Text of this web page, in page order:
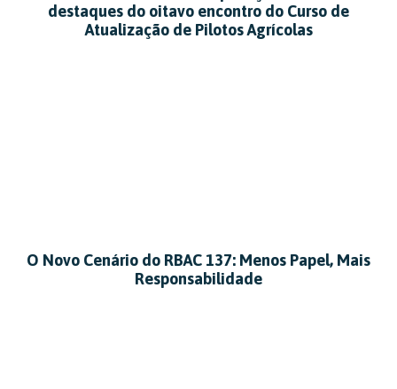
destaques do oitavo encontro do Curso de
Atualização de Pilotos Agrícolas
O Novo Cenário do RBAC 137: Menos Papel, Mais
Responsabilidade